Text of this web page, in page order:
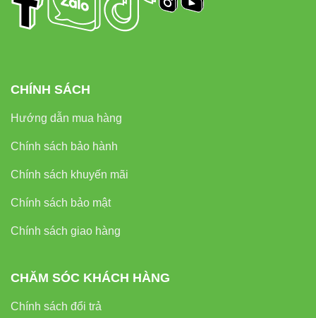
CHÍNH SÁCH
Hướng dẫn mua hàng
Chính sách bảo hành
Chính sách khuyến mãi
Chính sách bảo mật
Chính sách giao hàng
CHĂM SÓC KHÁCH HÀNG
Chính sách đổi trả